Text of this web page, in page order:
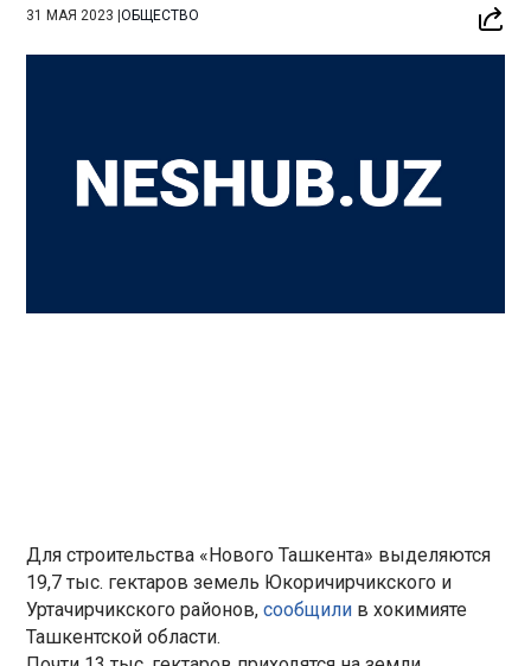
31 МАЯ 2023 |ОБЩЕСТВО
Для строительства «Нового Ташкента» выделяются
19,7 тыс. гектаров земель Юкоричирчикского и
Уртачирчикского районов,сообщили в хокимияте
Ташкентской области.